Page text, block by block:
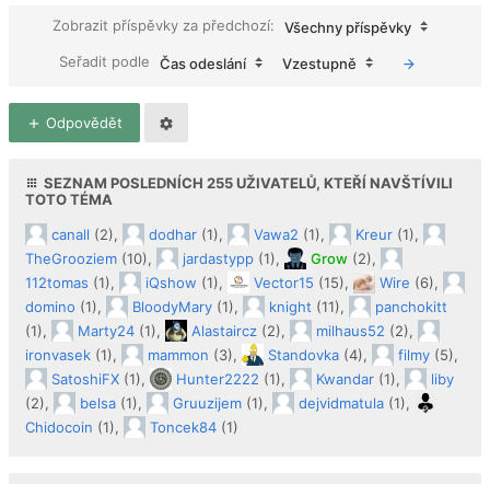
Zobrazit příspěvky za předchozí:
Všechny příspěvky
Seřadit podle
Čas odeslání Vzestupně
Odpovědět
SEZNAM POSLEDNÍCH 255UŽIVATELŮ, KTEŘÍ NAVŠTÍVILI
TOTO TÉMA
canall (2), dodhar (1), Vawa2 (1), Kreur (1),
TheGrooziem (10), jardastypp (1), Grow (2),
112tomas (1), iQshow (1), Vector15 (15), Wire (6),
domino (1), BloodyMary (1), knight (11),
panchokitt
(1),
Marty24 (1), Alastaircz (2), milhaus52 (2),
ironvasek (1), mammon (3), Standovka (4), filmy (5),
SatoshiFX (1), Hunter2222 (1), Kwandar (1),
liby
(2),
belsa (1), Gruuzijem (1), dejvidmatula (1),
Chidocoin (1), Toncek84 (1)